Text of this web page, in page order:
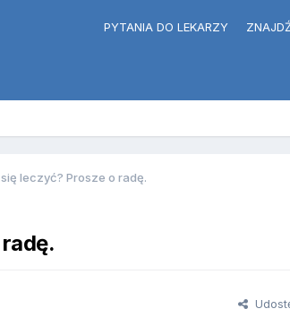
PYTANIA DO LEKARZY
leczyć? Prosze o radę.